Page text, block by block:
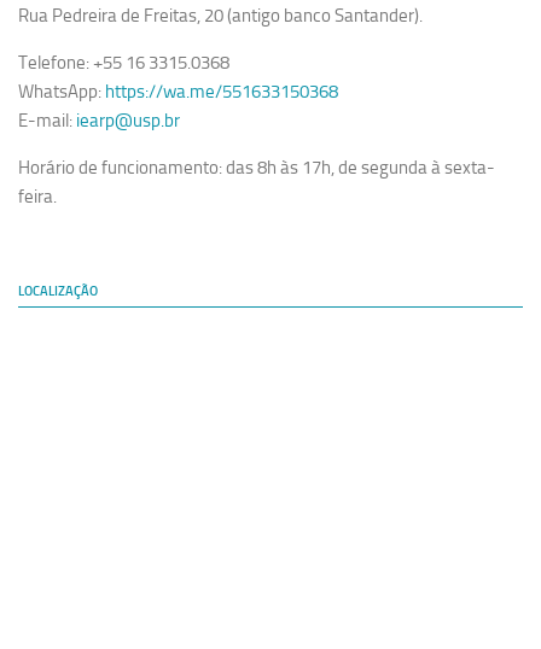
Rua Pedreira de Freitas, 20 (antigo banco Santander).
Telefone: +55 16 3315.0368
WhatsApp: https://wa.me/551633150368
E-mail: iearp@usp.br
Horário de funcionamento: das 8h às 17h, de segunda à sexta-
feira.
LOCALIZAÇÃO